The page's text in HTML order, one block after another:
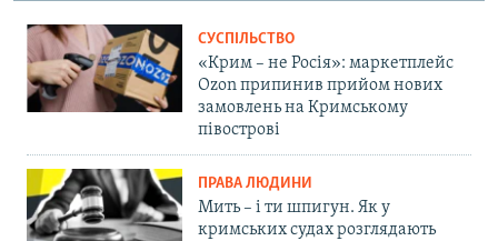
СУСПІЛЬСТВО
«Крим – не Росія»: маркетплейс
Ozon припинив прийом нових
замовлень на Кримському
півострові
ПРАВА ЛЮДИНИ
Мить – і ти шпигун. Як у
кримських судах розглядають